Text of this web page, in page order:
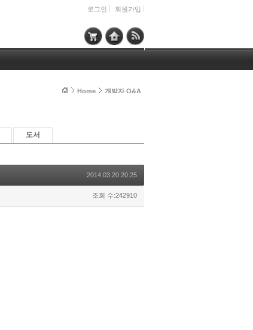
로그인 회원가입
Home 개발자 Q&A
도서
2014.03.20 20:25
조회 수:242910